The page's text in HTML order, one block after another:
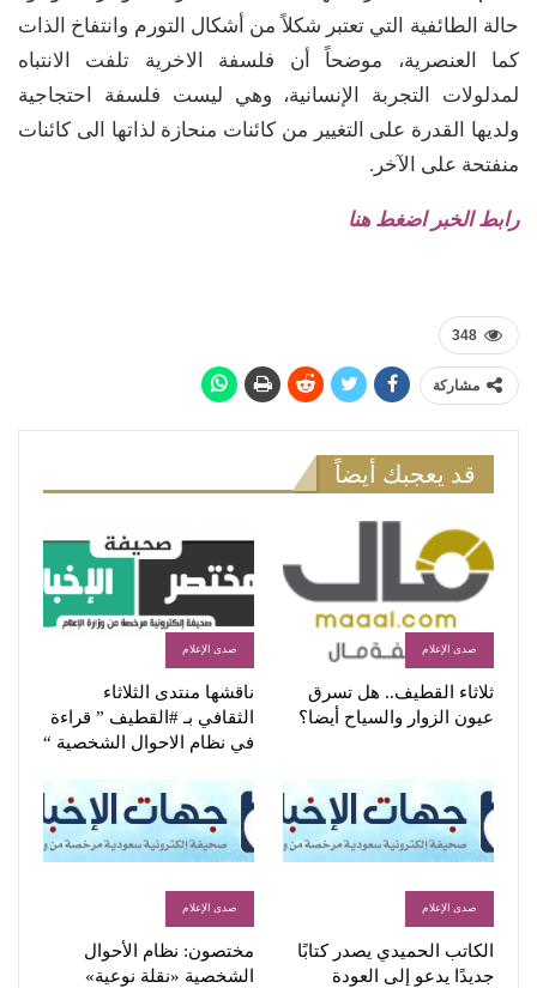
حالة الطائفية التي تعتبر شكلاً من أشكال التورم وانتفاخ الذات
كما العنصرية، موضحاً أن فلسفة الاخرية تلفت الانتباه
لمدلولات التجربة الإنسانية، وهي ليست فلسفة احتجاجية
ولديها القدرة على التغيير من كائنات منحازة لذاتها الى كائنات
منفتحة على الآخر.
رابط الخبر اضغط هنا
348
مشاركة
قد يعجبك أيضاً
صدى الإعلام
ثلاثاء القطيف.. هل تسرق
عيون الزوار والسياح أيضا؟
صدى الإعلام
ناقشها منتدى الثلاثاء
الثقافي بـ #القطيف ” قراءة
في نظام الاحوال الشخصية “
صدى الإعلام
الكاتب الحميدي يصدر كتابًا
جديدًا يدعو إلى العودة
صدى الإعلام
مختصون: نظام الأحوال
الشخصية «نقلة نوعية»